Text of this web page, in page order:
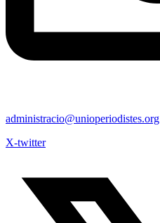
administracio@unioperiodistes.org
X-twitter